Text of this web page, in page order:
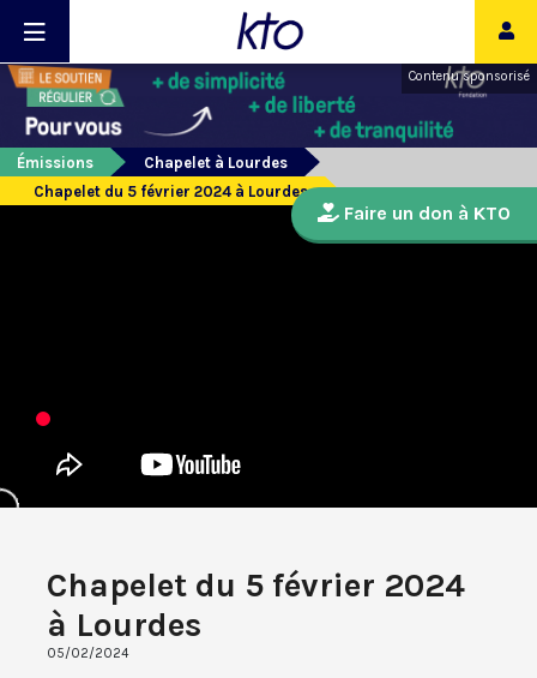
Contenu sponsorisé
Émissions
Chapelet à Lourdes
Chapelet du 5 février 2024 à Lourdes
Chapelet du 5 février 2024
à Lourdes
05/02/2024
Faire un don à KTO